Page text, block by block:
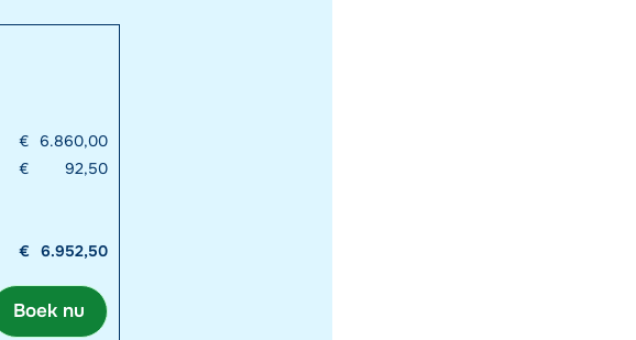
€ 6.860,00
€
92,50
€ 6.952,50
Boek nu